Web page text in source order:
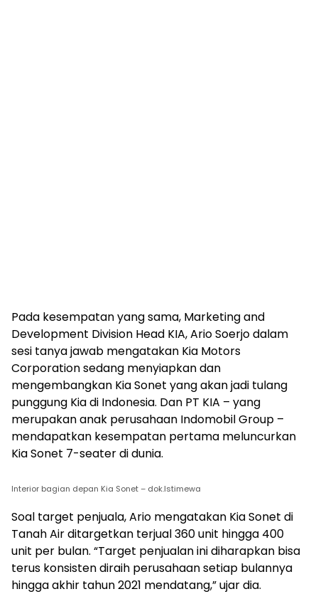
Pada kesempatan yang sama, Marketing and
Development Division Head KIA, Ario Soerjo dalam
sesi tanya jawab mengatakan Kia Motors
Corporation sedang menyiapkan dan
mengembangkan Kia Sonet yang akan jadi tulang
punggung Kia di Indonesia. Dan PT KIA – yang
merupakan anak perusahaan Indomobil Group –
mendapatkan kesempatan pertama meluncurkan
Kia Sonet 7-seater di dunia.
Interior bagian depan Kia Sonet – dok.Istimewa
Soal target penjuala, Ario mengatakan Kia Sonet di
Tanah Air ditargetkan terjual 360 unit hingga 400
unit per bulan. “Target penjualan ini diharapkan bisa
terus konsisten diraih perusahaan setiap bulannya
hingga akhir tahun 2021 mendatang,” ujar dia.